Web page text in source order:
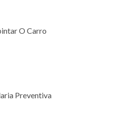
O Carro
Preventiva